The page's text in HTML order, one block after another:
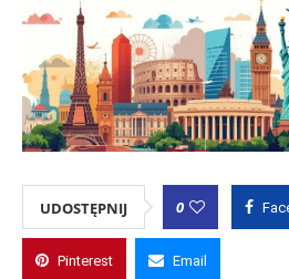
UDOSTĘPNIJ 0
Pinterest Email